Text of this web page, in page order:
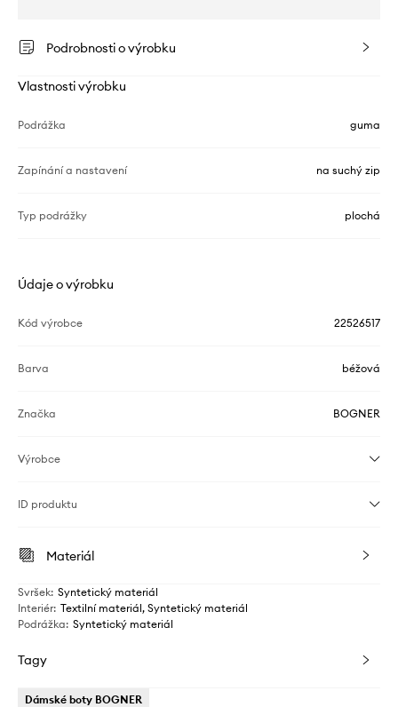
Podrobnosti o výrobku
Vlastnosti výrobku
Podrážka guma
Zapínání a nastavení na suchý zip
Typ podrážky plochá
Údaje o výrobku
Kód výrobce 22526517
Barva béžová
Značka BOGNER
Výrobce
ID produktu
Materiál
Svršek: Syntetický materiál
Interiér: Textilní materiál, Syntetický materiál
Podrážka: Syntetický materiál
Tagy
Dámské boty BOGNER